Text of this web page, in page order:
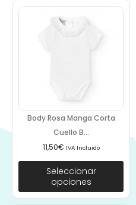
Body Rosa Manga Corta
Cuello B...
11,50€ IVA Incluido
Seleccionar
opciones